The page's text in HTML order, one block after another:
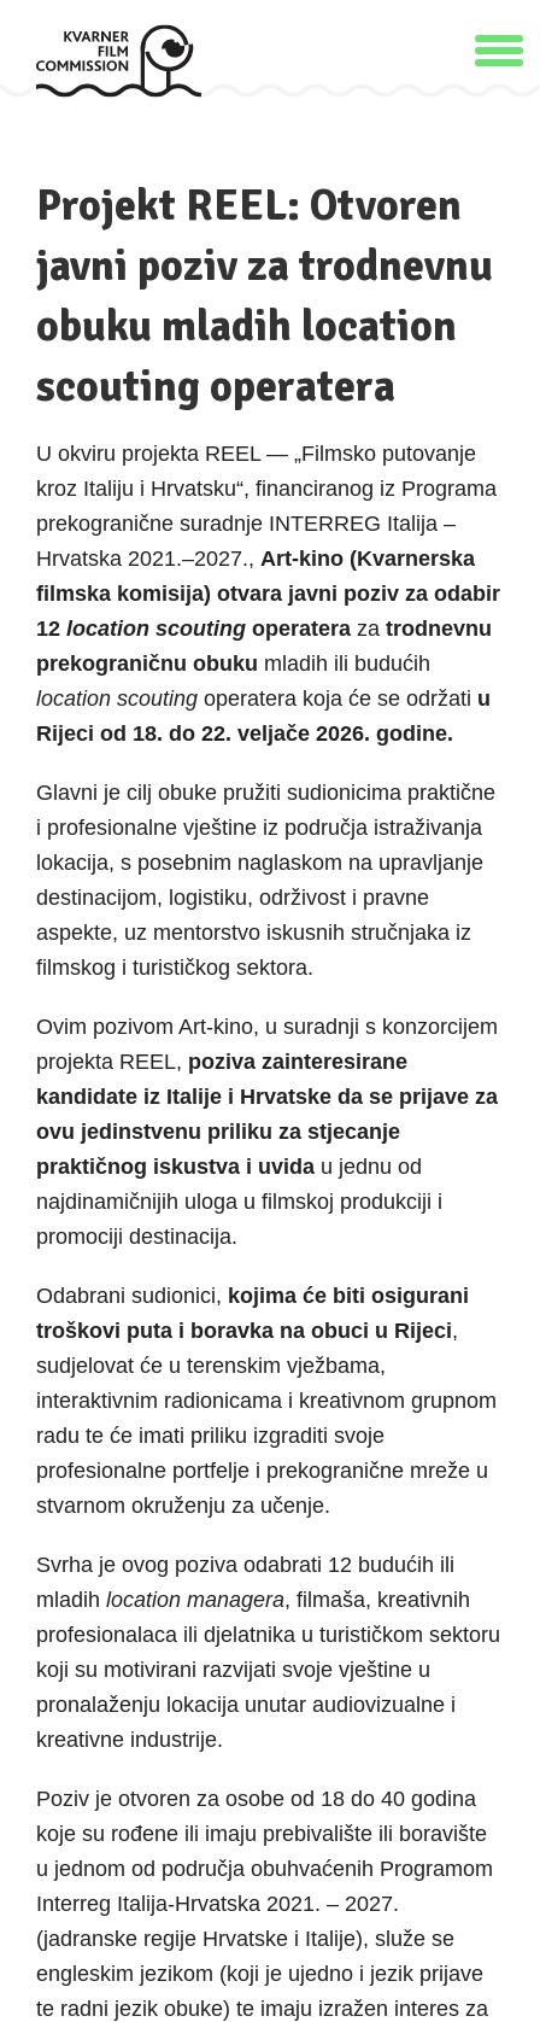
Projekt REEL: Otvoren
javni poziv za trodnevnu
obuku mladih location
scouting operatera
U okviru projekta REEL — „Filmsko putovanje
kroz Italiju i Hrvatsku“, financiranog iz Programa
prekogranične suradnje INTERREG Italija –
Hrvatska 2021.–2027., Art-kino (Kvarnerska
filmska komisija) otvara javni poziv za odabir
12 location scouting operatera za trodnevnu
prekograničnu obuku mladih ili budućih
location scouting operatera koja će se održati u
Rijeci od 18. do 22. veljače 2026. godine.
Glavni je cilj obuke pružiti sudionicima praktične
i profesionalne vještine iz područja istraživanja
lokacija, s posebnim naglaskom na upravljanje
destinacijom, logistiku, održivost i pravne
aspekte, uz mentorstvo iskusnih stručnjaka iz
filmskog i turističkog sektora.
Ovim pozivom Art-kino, u suradnji s konzorcijem
projekta REEL, poziva zainteresirane
kandidate iz Italije i Hrvatske da se prijave za
ovu jedinstvenu priliku za stjecanje
praktičnog iskustva i uvida u jednu od
najdinamičnijih uloga u filmskoj produkciji i
promociji destinacija.
Odabrani sudionici, kojima će biti osigurani
troškovi puta i boravka na obuci u Rijeci,
sudjelovat će u terenskim vježbama,
interaktivnim radionicama i kreativnom grupnom
radu te će imati priliku izgraditi svoje
profesionalne portfelje i prekogranične mreže u
stvarnom okruženju za učenje.
Svrha je ovog poziva odabrati 12 budućih ili
mladih location managera, filmaša, kreativnih
profesionalaca ili djelatnika u turističkom sektoru
koji su motivirani razvijati svoje vještine u
pronalaženju lokacija unutar audiovizualne i
kreativne industrije.
Poziv je otvoren za osobe od 18 do 40 godina
koje su rođene ili imaju prebivalište ili boravište
u jednom od područja obuhvaćenih Programom
Interreg Italija-Hrvatska 2021. – 2027.
(jadranske regije Hrvatske i Italije), služe se
engleskim jezikom (koji je ujedno i jezik prijave
te radni jezik obuke) te imaju izražen interes za